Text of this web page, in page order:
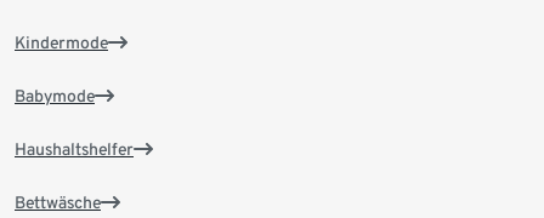
Kindermode
Babymode
Haushaltshelfer
Bettwäsche